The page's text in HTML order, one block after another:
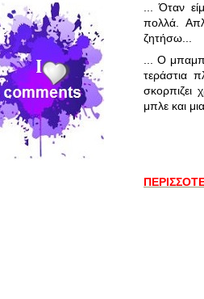
... Όταν
πολλά.
ζητήσω...
... Ο
τεράστια
σκορπιζει
μπλε και